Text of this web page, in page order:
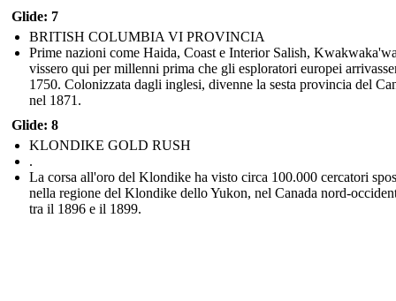
Glide: 7
BRITISH COLUMBIA VI PROVINCIA
Prime nazioni come Haida, Coast e Interior Salish,
vissero qui per millenni prima che gli esploratori europei
1750. Colonizzata dagli inglesi, divenne la sesta provincia del
nel 1871.
Glide: 8
KLONDIKE GOLD RUSH
.
La corsa all'oro del Klondike ha visto circa 100.000 cercatori
nella regione del Klondike dello Yukon, nel Canada nord-
tra il 1896 e il 1899.